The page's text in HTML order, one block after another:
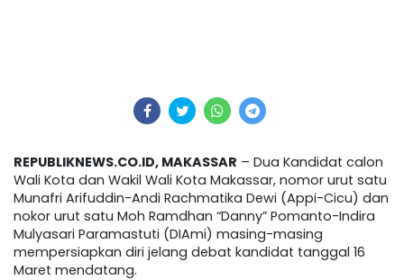
REPUBLIKNEWS.CO.ID, MAKASSAR – Dua Kandidat calon
Wali Kota dan Wakil Wali Kota Makassar, nomor urut satu
Munafri Arifuddin-Andi Rachmatika Dewi (Appi-Cicu) dan
nokor urut satu Moh Ramdhan “Danny” Pomanto-Indira
Mulyasari Paramastuti (DIAmi) masing-masing
mempersiapkan diri jelang debat kandidat tanggal 16
Maret mendatang.